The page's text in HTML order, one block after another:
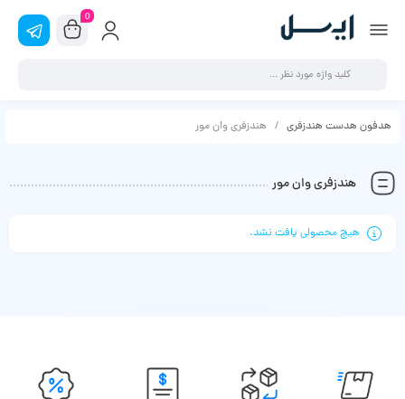
0
هدفون هدست هندزفری هندزفری وان مور
هندزفری وان مور
هیچ محصولی یافت نشد.